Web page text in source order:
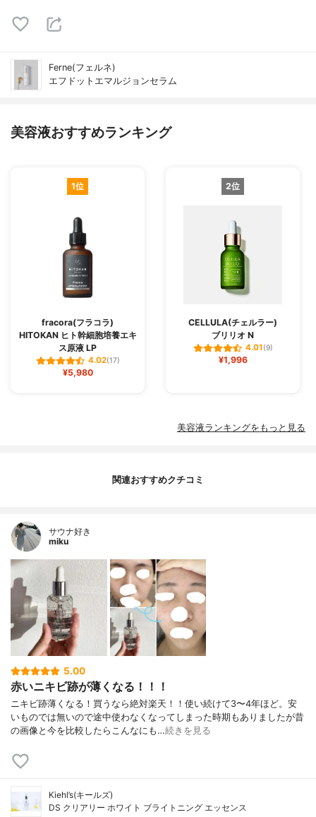
Ferne(フェルネ)
エフドットエマルジョンセラム
美容液おすすめランキング
1位
fracora(フラコラ)
HITOKAN ヒト幹細胞培養エキ
ス原液 LP
4.02(17)
¥5,980
2位
CELLULA(チェルラー)
ブリリオ N
4.01(9)
¥1,996
美容液ランキングをもっと見る
関連おすすめクチコミ
サウナ好き
miku
5.00
赤いニキビ跡が薄くなる！！！
ニキビ跡薄くなる！買うなら絶対楽天！！使い続けて3〜4年ほど。安
いものでは無いので途中使わなくなってしまった時期もありましたが昔
の画像と今を比較したらこんなにも…続きを見る
Kiehl’s(キールズ)
DS クリアリー ホワイト ブライトニング エッセンス